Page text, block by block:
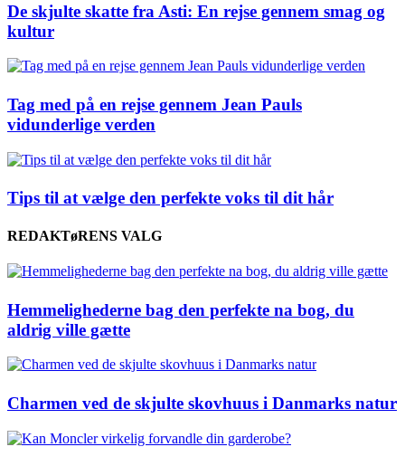
De skjulte skatte fra Asti: En rejse gennem smag og
kultur
Tag med på en rejse gennem Jean Pauls
vidunderlige verden
Tips til at vælge den perfekte voks til dit hår
REDAKTøRENS VALG
Hemmelighederne bag den perfekte na bog, du
aldrig ville gætte
Charmen ved de skjulte skovhuus i Danmarks natur